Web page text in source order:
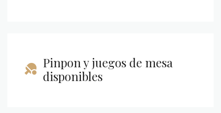
Pinpon y juegos de mesa
disponibles